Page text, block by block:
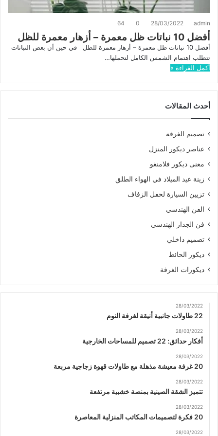
admin
28/03/2022
0
64
أفضل 10 نباتات ظل معمرة – أزهار معمرة للظل
أفضل 10 نباتات ظل معمرة – أزهار معمرة للظل في حين أن بعض النباتات
تتطلب اهتمام الشمس الكامل لتحملها…
أكمل القراءة »
أحدث المقالات
تصميم الغرفة
عناصر ديكور المنزل
معنى ديكور فلامنغو
زينة عيد الميلاد في الهواء الطلق
تزيين السيارة لحفل الزفاف
الفن الهندسي
فن الجدار الهندسي
تصميم داخلي
ديكور الحائط
ديكورات الغرفة
28/03/2022
22 طاولات جانبية أنيقة لغرفة النوم
28/03/2022
أفكار حدائق: 22 تصميم للمساحات الخارجية
28/03/2022
20 غرفة معيشة مذهلة مع طاولات قهوة زجاجية مربعة
28/03/2022
تتميز الشقة الصينية بمنصة خشبية مرتفعة
28/03/2022
20 فكرة لتصميمات المكاتب المنزلية المعاصرة
28/03/2022